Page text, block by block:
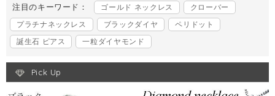
注目のキーワード： ゴールド ネックレス
クローバー
プラチナネックレス
ブラックダイヤ
ペリドット
誕生石 ピアス
一粒ダイヤモンド
Pick Up